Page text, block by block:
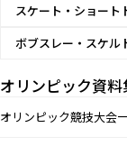
スケート・ショート
ボブスレー・スケル
オリンピック資料
オリンピック競技大会